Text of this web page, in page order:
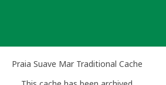
Praia Suave Mar Traditional Cache